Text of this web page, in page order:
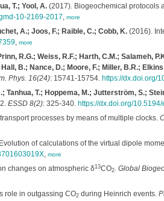
T.; Yool, A.(2017). Biogeochemical protocols
10-2169-2017, more
A.; Joos, F.; Raible, C.; Cobb, K.(2016).
, more
R.G.; Weiss, R.F.; Harth, C.M.; Salameh,
B.; Nance, D.; Moore, F.; Miller, B.R.;
Phys. 16(24): 15741-15754. https://dx.doi.org/
T.; Hoppema, M.; Jutterström, S.;
ESSD 8(2): 325-340. https://dx.doi.org/
processes by means of multiple clocks.
of calculations of the virtual dipole
, more
changes on atmospheric δ 13CO2. Global
role in outgassing CO2during Heinrich events.